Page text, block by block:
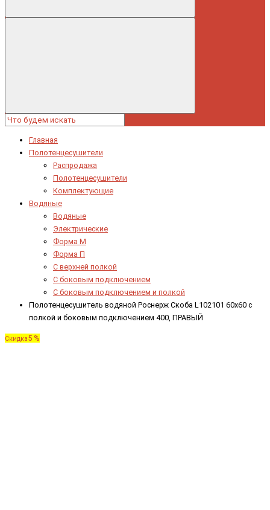
Главная
Полотенцесушители
Распродажа
Полотенцесушители
Комплектующие
Водяные
Водяные
Электрические
Форма М
Форма П
C верхней полкой
C боковым подключением
C боковым подключением и полкой
Полотенцесушитель водяной Роснерж Скоба L102101 60x60 с
полкой и боковым подключением 400, ПРАВЫЙ
Скидка5 %